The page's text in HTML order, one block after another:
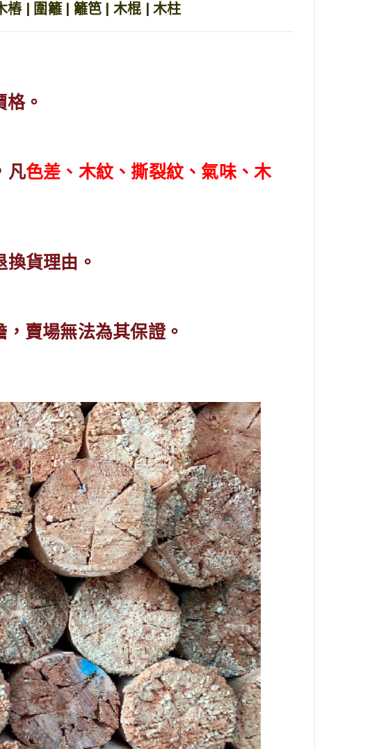
樁 | 圍籬 | 籬笆 | 木棍 | 木柱
。
凡色差、木紋、撕裂紋、氣味、木
換貨理由。
賣場無法為其保證。